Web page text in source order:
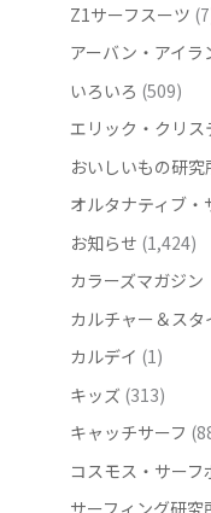
Z1サーフスーツ
アーバン・アイラ
いろいろ (509)
エリック・クリス
おいしいもの研究
オルタナティブ・
お知らせ (1,424)
カラーズマガジン
カルチャー＆スタ
カルデイ (1)
キッズ (313)
キャッチサーフ
コスモス・サーフ